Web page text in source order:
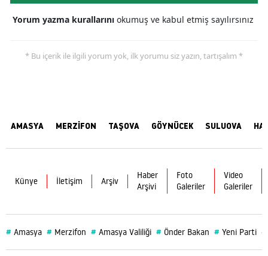
Yorum yazma kurallarını okumuş ve kabul etmiş sayılırsınız
* Bu içerik ile ilgili yorum yok, ilk yorumu siz yazın, tartışalım *
AMASYA MERZİFON TAŞOVA GÖYNÜCEK SULUOVA
Künye İletişim Arşiv
Haber
Arşivi
Foto
Galeriler
Video
Galeriler
# Amasya # Merzifon # Amasya Valiliği # Önder Bakan # Yeni Parti #